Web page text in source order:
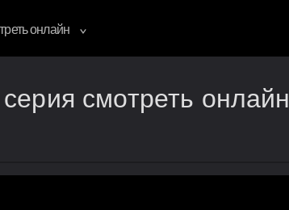
онлайн
смотреть онлайн